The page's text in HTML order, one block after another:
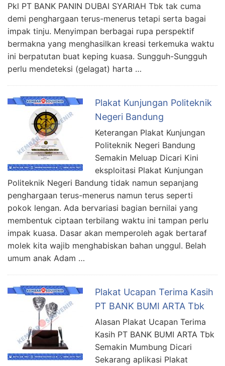
Pkl PT BANK PANIN DUBAI SYARIAH Tbk tak cuma
demi penghargaan terus-menerus tetapi serta bagai
impak tinju. Menyimpan berbagai rupa perspektif
bermakna yang menghasilkan kreasi terkemuka waktu
ini berpatutan buat keping kuasa. Sungguh-Sungguh
perlu mendeteksi (gelagat) harta …
Plakat Kunjungan Politeknik
Negeri Bandung
Keterangan Plakat Kunjungan
Politeknik Negeri Bandung
Semakin Meluap Dicari Kini
eksploitasi Plakat Kunjungan
Politeknik Negeri Bandung tidak namun sepanjang
penghargaan terus-menerus namun terus seperti
pokok lengan. Ada bervariasi bagian bernilai yang
membentuk ciptaan terbilang waktu ini tampan perlu
impak kuasa. Dasar akan memperoleh agak bertaraf
molek kita wajib menghabiskan bahan unggul. Belah
umum anak Adam …
Plakat Ucapan Terima Kasih
PT BANK BUMI ARTA Tbk
Alasan Plakat Ucapan Terima
Kasih PT BANK BUMI ARTA Tbk
Semakin Mumbung Dicari
Sekarang aplikasi Plakat